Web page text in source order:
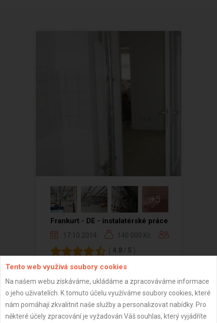
Frankurt - DE - instalatérské práce
17.10.2014
140 000 Kč
( 4.8 / 5 )
+5
Zobrazeno 1 z 1 reference
Tento web využívá soubory cookies
Na našem webu získáváme, ukládáme a zpracováváme informace
o jeho uživatelích. K tomuto účelu využíváme soubory cookies, které
nám pomáhají zkvalitnit naše služby a personalizovat nabídky. Pro
některé účely zpracování je vyžadován Váš souhlas, který vyjádříte